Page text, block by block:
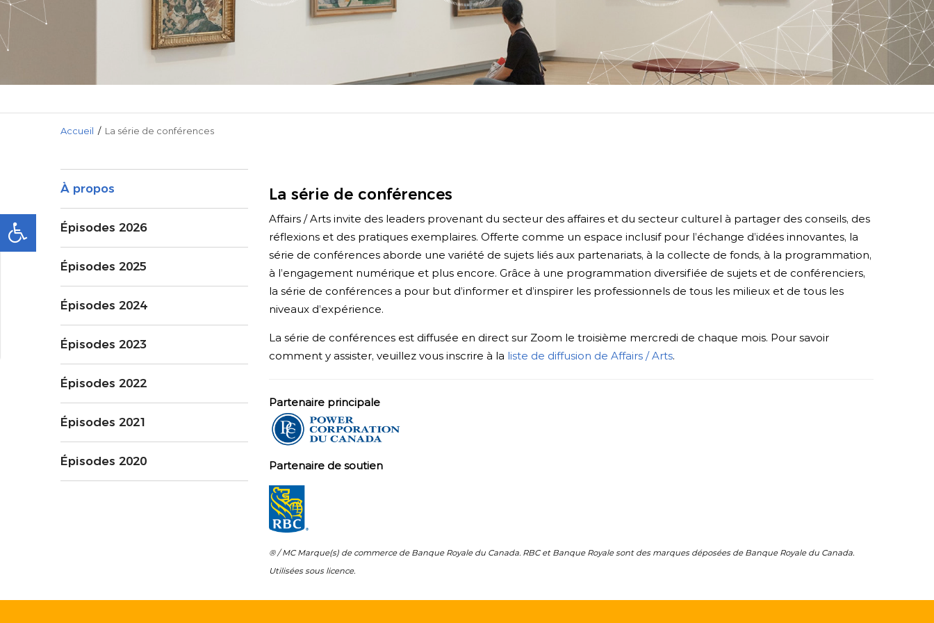
Médias et plaidoyer
La série de conférences
Notre équipe
Nos Partenaires
Accueil / La série de conférences
À propos
Épisodes 2026
Épisodes 2025
Épisodes 2024
Épisodes 2023
Épisodes 2022
Épisodes 2021
Épisodes 2020
La série de conférences
Affairs / Arts invite des leaders provenant du secteur des affaires et du secteur culturel à partager des conseils, des
réflexions et des pratiques exemplaires. Offerte comme un espace inclusif pour l’échange d’idées innovantes, la
série de conférences aborde une variété de sujets liés aux partenariats, à la collecte de fonds, à la programmation,
à l’engagement numérique et plus encore. Grâce à une programmation diversifiée de sujets et de conférenciers,
la série de conférences a pour but d’informer et d’inspirer les professionnels de tous les milieux et de tous les
niveaux d’expérience.
La série de conférences est diffusée en direct sur Zoom le troisième mercredi de chaque mois. Pour savoir
comment y assister, veuillez vous inscrire à la liste de diffusion de Affairs / Arts.
Partenaire principale
Partenaire de soutien
® / MC Marque(s) de commerce de Banque Royale du Canada. RBC et Banque Royale sont des marques déposées de Banque Royale du Canada.
Utilisées sous licence.